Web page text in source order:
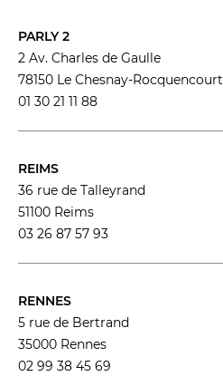
PARLY 2
2 Av. Charles de Gaulle
78150 Le Chesnay-Rocquencourt
01 30 21 11 88
REIMS
36 rue de Talleyrand
51100 Reims
03 26 87 57 93
RENNES
5 rue de Bertrand
35000 Rennes
02 99 38 45 69